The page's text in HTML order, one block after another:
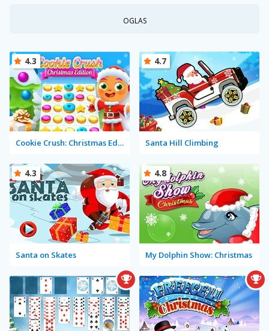
OGLAS
Cookie Crush: Christmas Edition
4.3
Santa Hill Climbing
4.7
Santa on Skates
4.3
My Dolphin Show: Christmas
4.8